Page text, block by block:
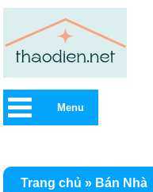
Trang chủ » Bán Nhà
Menu